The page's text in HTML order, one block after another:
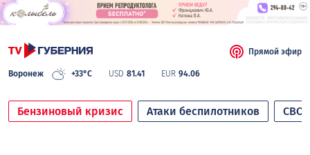
Воронеж +33°C USD 81.41 EUR 94.06
Прямой эфир
Бензиновый кризис Атаки беспилотников СВО